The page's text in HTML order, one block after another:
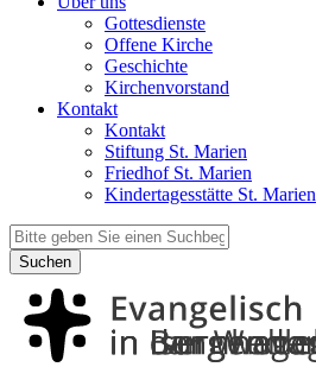
Gottesdienste
Offene Kirche
Geschichte
Kirchenvorstand
Kontakt
Kontakt
Stiftung St. Marien
Friedhof St. Marien
Kindertagesstätte St. Marien
Suchen